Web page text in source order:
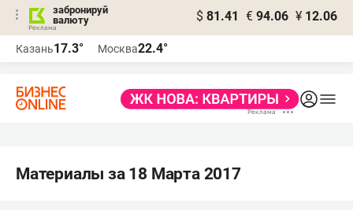
забронируй
валюту
$ 81.41 € 94.06 ¥ 12.06
Казань17.3° Москва22.4°
Материалы за 18 Марта 2017